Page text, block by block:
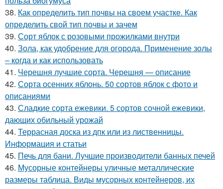
38. Как определить тип почвы на своем участке. Как
определить свой тип почвы и зачем
39. Сорт яблок с розовыми прожилками внутри
40. Зола, как удобрение для огорода. Применение золы
– когда и как использовать
41. Черешня лучшие сорта. Черешня — описание
42. Сорта осенних яблонь. 50 сортов яблок с фото и
описаниями
43. Сладкие сорта ежевики. 5 сортов сочной ежевики,
дающих обильный урожай
44. Террасная доска из дпк или из лиственницы.
Информация и статьи
45. Печь для бани. Лучшие производители банных печей
46. Мусорные контейнеры уличные металлические
размеры таблица. Виды мусорных контейнеров, их